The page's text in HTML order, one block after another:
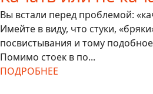
Вы встали перед проблемой:
Имейте в виду, что стуки,
посвистывания и тому
Помимо стоек в по...
ПОДРОБНЕЕ